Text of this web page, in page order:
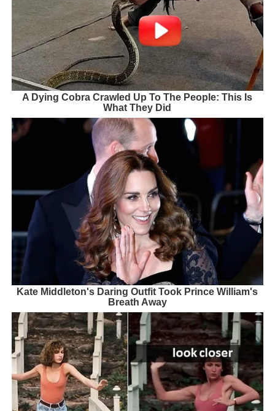
A Dying Cobra Crawled Up To The People: This Is
What They Did
Kate Middleton's Daring Outfit Took Prince William's
Breath Away